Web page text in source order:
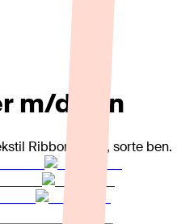
m/divan
Ribbon blush, sorte ben.